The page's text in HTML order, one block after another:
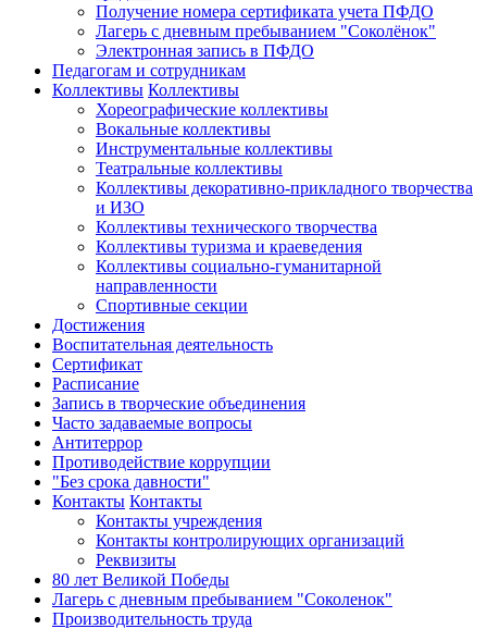
Получение номера сертификата учета ПФДО
Лагерь с дневным пребыванием "Соколёнок"
Электронная запись в ПФДО
Педагогам и сотрудникам
Коллективы Коллективы
Хореографические коллективы
Вокальные коллективы
Инструментальные коллективы
Театральные коллективы
Коллективы декоративно-прикладного творчества
и ИЗО
Коллективы технического творчества
Коллективы туризма и краеведения
Коллективы социально-гуманитарной
направленности
Спортивные секции
Достижения
Воспитательная деятельность
Cертификат
Расписание
Запись в творческие объединения
Часто задаваемые вопросы
Антитеррор
Противодействие коррупции
"Без срока давности"
Контакты Контакты
Контакты учреждения
Контакты контролирующих организаций
Реквизиты
80 лет Великой Победы
Лагерь с дневным пребыванием "Соколенок"
Производительность труда